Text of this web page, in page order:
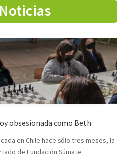
obsesionada como Beth
en Chile hace sólo tres meses, la
de Fundación Súmate